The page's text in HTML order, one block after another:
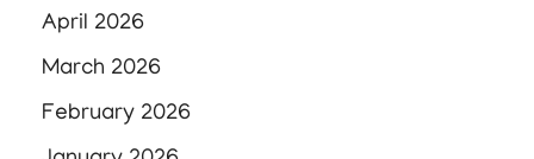
April 2026
March 2026
February 2026